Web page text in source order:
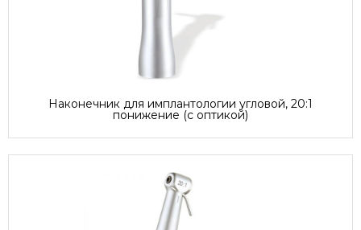
Наконечник для имплантологии угловой, 20:1
понижение (с оптикой)